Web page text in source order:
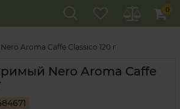
0
Aroma Caffe Classico 120 г
Nero Aroma Caffe